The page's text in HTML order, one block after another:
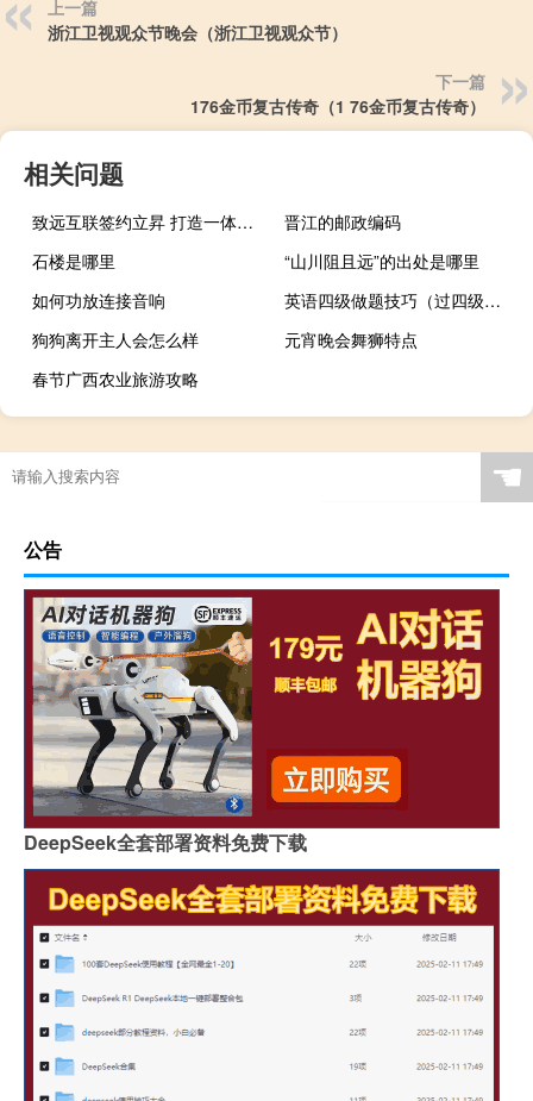
上一篇
浙江卫视观众节晚会（浙江卫视观众节）
下一篇
176金币复古传奇（1 76金币复古传奇）
相关问题
致远互联签约立昇 打造一体化综合运营管理平台
晋江的邮政编码
石楼是哪里
“山川阻且远”的出处是哪里
如何功放连接音响
英语四级做题技巧（过四级技巧）
狗狗离开主人会怎么样
元宵晚会舞狮特点
春节广西农业旅游攻略
☚
公告
DeepSeek全套部署资料免费下载